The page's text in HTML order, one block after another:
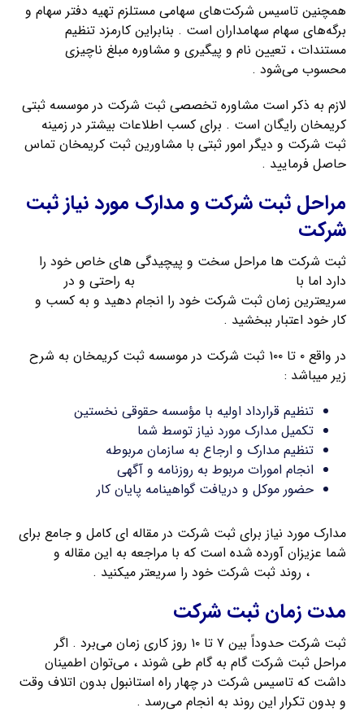
همچنین تاسیس شرکت‌های سهامی مستلزم تهیه دفتر سهام و
برگه‌های سهام سهامداران است . بنابراین کارمزد تنظیم
مستندات ، تعیین نام و پیگیری و مشاوره مبلغ ناچیزی
محسوب می‌شود .
لازم به ذکر است مشاوره تخصصی ثبت شرکت در موسسه ثبتی
کریمخان رایگان است . برای کسب اطلاعات بیشتر در زمینه
ثبت شرکت و دیگر امور ثبتی با مشاورین ثبت کریمخان تماس
حاصل فرمایید .
مراحل ثبت شرکت و مدارک مورد نیاز ثبت
شرکت
ثبت شرکت ها مراحل سخت و پیچیدگی های خاص خود را
دارد اما با
به راحتی و در
سریعترین زمان ثبت شرکت خود را انجام دهید و به کسب و
کار خود اعتبار ببخشید .
در واقع ۰ تا ۱۰۰ ثبت شرکت در موسسه ثبت کریمخان به شرح
زیر میباشد :
تنظیم قرارداد اولیه با مؤسسه حقوقی نخستین
تکمیل مدارک مورد نیاز توسط شما
تنظیم مدارک و ارجاع به سازمان مربوطه
انجام امورات مربوط به روزنامه و آگهی
حضور موکل و دریافت گواهینامه پایان کار
مدارک مورد نیاز برای ثبت شرکت در مقاله ای کامل و جامع برای
شما عزیزان آورده شده است که با مراجعه به این مقاله و
، روند ثبت شرکت خود را سریعتر میکنید .
مدت زمان ثبت شرکت
ثبت شرکت حدوداً بین ۷ تا ۱۰ روز کاری زمان می‌برد . اگر
مراحل ثبت شرکت گام به گام طی شوند ، می‌توان اطمینان
داشت که تاسیس شرکت در چهار راه استانبول بدون اتلاف وقت
و بدون تکرار این روند به انجام می‌رسد .